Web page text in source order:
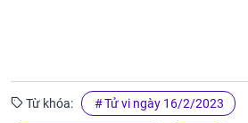
Từ khóa: Tử vi ngày 16/2/2023